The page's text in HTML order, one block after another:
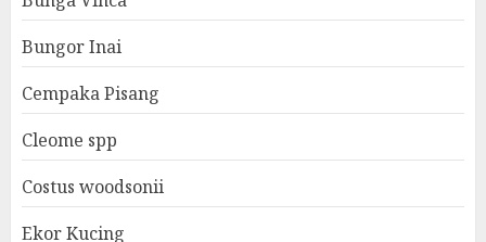
Bungor Inai
Cempaka Pisang
Cleome spp
Costus woodsonii
Ekor Kucing